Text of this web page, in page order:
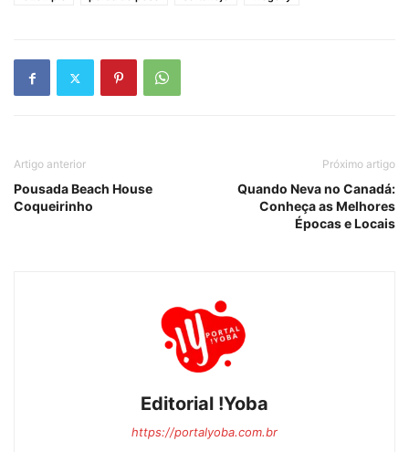
Artigo anterior
Pousada Beach House
Coqueirinho
Próximo artigo
Quando Neva no Canadá:
Conheça as Melhores
Épocas e Locais
Editorial !Yoba
https://portalyoba.com.br